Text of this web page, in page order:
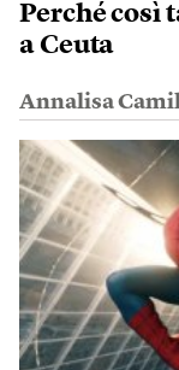
Perché così
a Ceuta
Annalisa